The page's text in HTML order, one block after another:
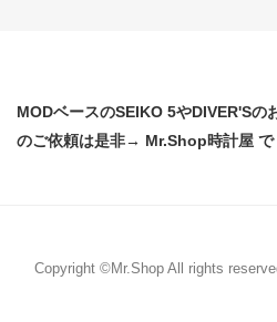
MODベースのSEIKO 5やDIVER'Sの
のご依頼は是非→ Mr.Shop時計屋 で
Copyright ©Mr.Shop All rights